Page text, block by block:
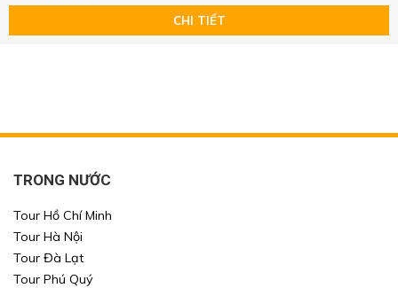
CHI TIẾT
TRONG NƯỚC
Tour Hồ Chí Minh
Tour Hà Nội
Tour Đà Lạt
Tour Phú Quý